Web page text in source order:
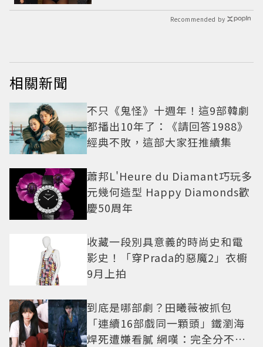
Recommended by
相關新聞
不只《鬼怪》十週年！這9部韓劇
都播出10年了：《請回答1988》
經典不敗，這部大家狂推續集
蕭邦L'Heure du Diamant巧玩多
元幾何造型 Happy Diamonds歡
慶50周年
收藏一段別具意義的時尚史和電
影史！「穿Prada的惡魔2」衣櫥
9月上拍
到底是哪部劇？田曦薇被抓包
「連續16部戲同一顆頭」鐵瀏海
焊死遭嫌看膩 網嘆：完全分不出